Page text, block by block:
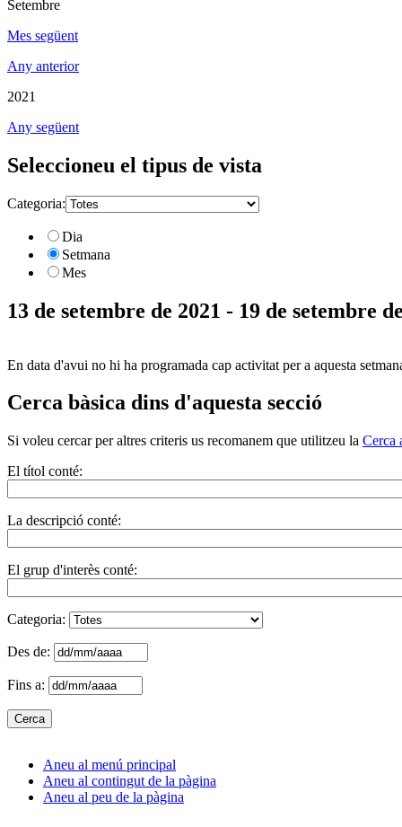
Setembre
Mes següent
Any anterior
2021
Any següent
Seleccioneu el tipus de vista
Categoria:
Dia
Setmana
Mes
13 de setembre de 2021 - 19 de setembre
En data d'avui no hi ha programada cap activitat per a aquesta
Cerca bàsica dins d'aquesta secció
Si voleu cercar per altres criteris us recomanem que utilitzeu la Cerca
El títol conté:
La descripció conté:
El grup d'interès conté:
Categoria:
Des de:
Fins a:
Aneu al menú principal
Aneu al contingut de la pàgina
Aneu al peu de la pàgina